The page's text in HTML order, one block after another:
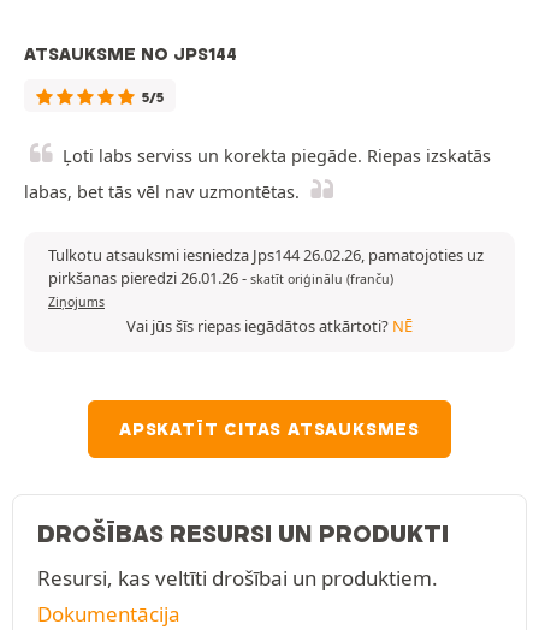
ATSAUKSME NO JPS144
5/5
Ļoti labs serviss un korekta piegāde. Riepas izskatās
labas, bet tās vēl nav uzmontētas.
Tulkotu atsauksmi iesniedza Jps144 26.02.26, pamatojoties uz
pirkšanas pieredzi 26.01.26- skatīt oriģinālu (franču)
Ziņojums
Vai jūs šīs riepas iegādātos atkārtoti? NĒ
APSKATĪT CITAS ATSAUKSMES
DROŠĪBAS RESURSI UN PRODUKTI
Resursi, kas veltīti drošībai un produktiem.
Dokumentācija